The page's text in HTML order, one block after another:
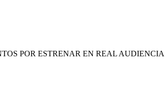
POR ESTRENAR EN REAL AUDIENCIA